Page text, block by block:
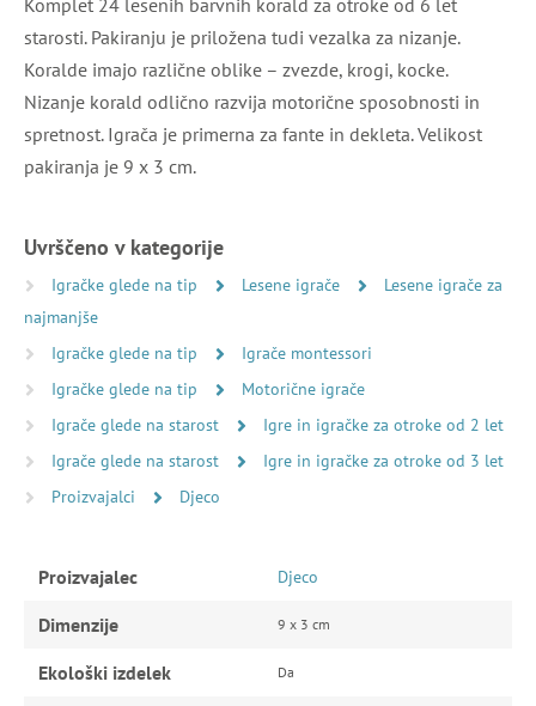
starosti. Pakiranju je priložena tudi vezalka za nizanje.
Koralde imajo različne oblike – zvezde, krogi, kocke.
Nizanje korald odlično razvija motorične sposobnosti in
spretnost. Igrača je primerna za fante in dekleta. Velikost
pakiranja je 9 x 3 cm.
Uvrščeno v kategorije
Igračke glede na tip Lesene igrače
Lesene igrače za
najmanjše
Igračke glede na tip
Igrače montessori
Igračke glede na tip
Motorične igrače
Igrače glede na starost
Igre in igračke za otroke od 2 let
Igrače glede na starost
Igre in igračke za otroke od 3 let
Proizvajalci
Djeco
Proizvajalec Djeco
Dimenzije 9 x 3 cm
Ekološki izdelek Da